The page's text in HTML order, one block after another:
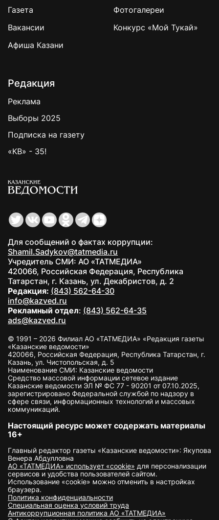
Газета
Фотогалереи
Вакансии
Конкурс «Мой Тукай»
Афиша Казани
Редакция
Реклама
Выборы 2025
Подписка на газету
«КВ» - 35!
Для сообщений о фактах коррупции:
Shamil.Sadykov@tatmedia.ru
Учредитель СМИ: АО «ТАТМЕДИА»
420066, Российская Федерация, Республика
Татарстан, г. Казань, ул. Декабристов, д. 2
Редакция: (843) 562-64-30
info@kazved.ru
Рекламный отдел: (843) 562-64-35
ads@kazved.ru
© 1991 – 2026 Филиал АО «ТАТМЕДИА» «Редакция газеты
«Казанские ведомости»
420066, Российская Федерация, Республика Татарстан, г.
Казань, ул. Чистопольская, д. 5
Наименование СМИ: Казанские ведомости
Средство массовой информации сетевое издание
Казанские ведомости ЭЛ № ФС 77 - 90201 от 07.10.2025,
зарегистрировано Федеральной службой по надзору в
сфере связи, информационных технологий и массовых
коммуникаций.
Настоящий ресурс может содержать материалы
16+
Главный редактор газеты «Казанские ведомости»: Якупова
Венера Абдулловна
АО «ТАТМЕДИА» использует «cookie» для персонализации
сервисов и удобства пользователей сайтом.
Использование «cookie» можно отменить в настройках
браузера.
Политика конфиденциальности
Специальная оценка условий труда
Антикоррупционная политика АО «ТАТМЕДИА»